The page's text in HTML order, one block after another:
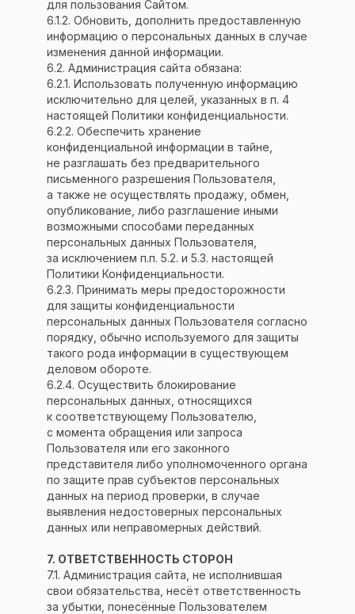
для пользования Сайтом.
6.1.2. Обновить, дополнить предоставленную
информацию о персональных данных в случае
изменения данной информации.
6.2. Администрация сайта обязана:
6.2.1. Использовать полученную информацию
исключительно для целей, указанных в п. 4
настоящей Политики конфиденциальности.
6.2.2. Обеспечить хранение
конфиденциальной информации в тайне,
не разглашать без предварительного
письменного разрешения Пользователя,
а также не осуществлять продажу, обмен,
опубликование, либо разглашение иными
возможными способами переданных
персональных данных Пользователя,
за исключением п.п. 5.2. и 5.3. настоящей
Политики Конфиденциальности.
6.2.3. Принимать меры предосторожности
для защиты конфиденциальности
персональных данных Пользователя согласно
порядку, обычно используемого для защиты
такого рода информации в существующем
деловом обороте.
6.2.4. Осуществить блокирование
персональных данных, относящихся
к соответствующему Пользователю,
с момента обращения или запроса
Пользователя или его законного
представителя либо уполномоченного органа
по защите прав субъектов персональных
данных на период проверки, в случае
выявления недостоверных персональных
данных или неправомерных действий.
7. ОТВЕТСТВЕННОСТЬ СТОРОН
7.1. Администрация сайта, не исполнившая
свои обязательства, несёт ответственность
за убытки, понесённые Пользователем